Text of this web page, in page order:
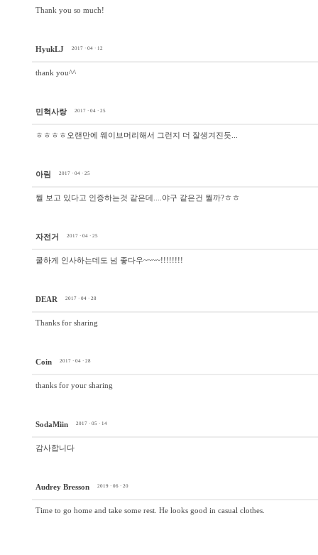
Thank you so much!
HyukLJ 2017 · 04 · 12
thank you^^
민혁사랑 2017 · 04 · 25
ㅎㅎㅎㅎ오랜만에 웨이브머리해서 그런지 더 잘생겨진듯...
아림 2017 · 04 · 25
뭘 보고 있다고 인증하는것 같은데....야구 같은건 뭘까?ㅎㅎ
자전거 2017 · 04 · 25
쿨하게 인사하는데도 넘 좋다우~~~~!!!!!!!!
DEAR 2017 · 04 · 28
Thanks for sharing
Coin 2017 · 04 · 28
thanks for your sharing
SodaMiin 2017 · 05 · 14
감사합니다
Audrey Bresson 2019 · 06 · 20
Time to go home and take some rest. He looks good in casual clothes.